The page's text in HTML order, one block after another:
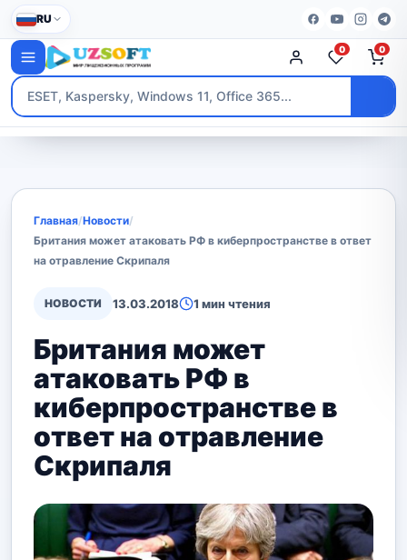
RU
0 0
Главная/Новости/
Британия может атаковать РФ в киберпространстве в ответ
на отравление Скрипаля
НОВОСТИ 13.03.2018 1 мин чтения
Британия может
атаковать РФ в
киберпространстве в
ответ на отравление
Скрипаля